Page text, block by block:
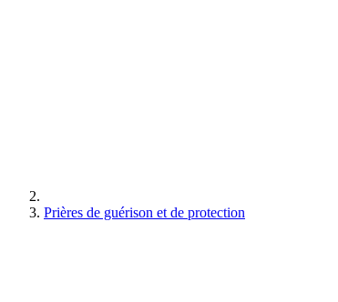
Prières de guérison et de protection